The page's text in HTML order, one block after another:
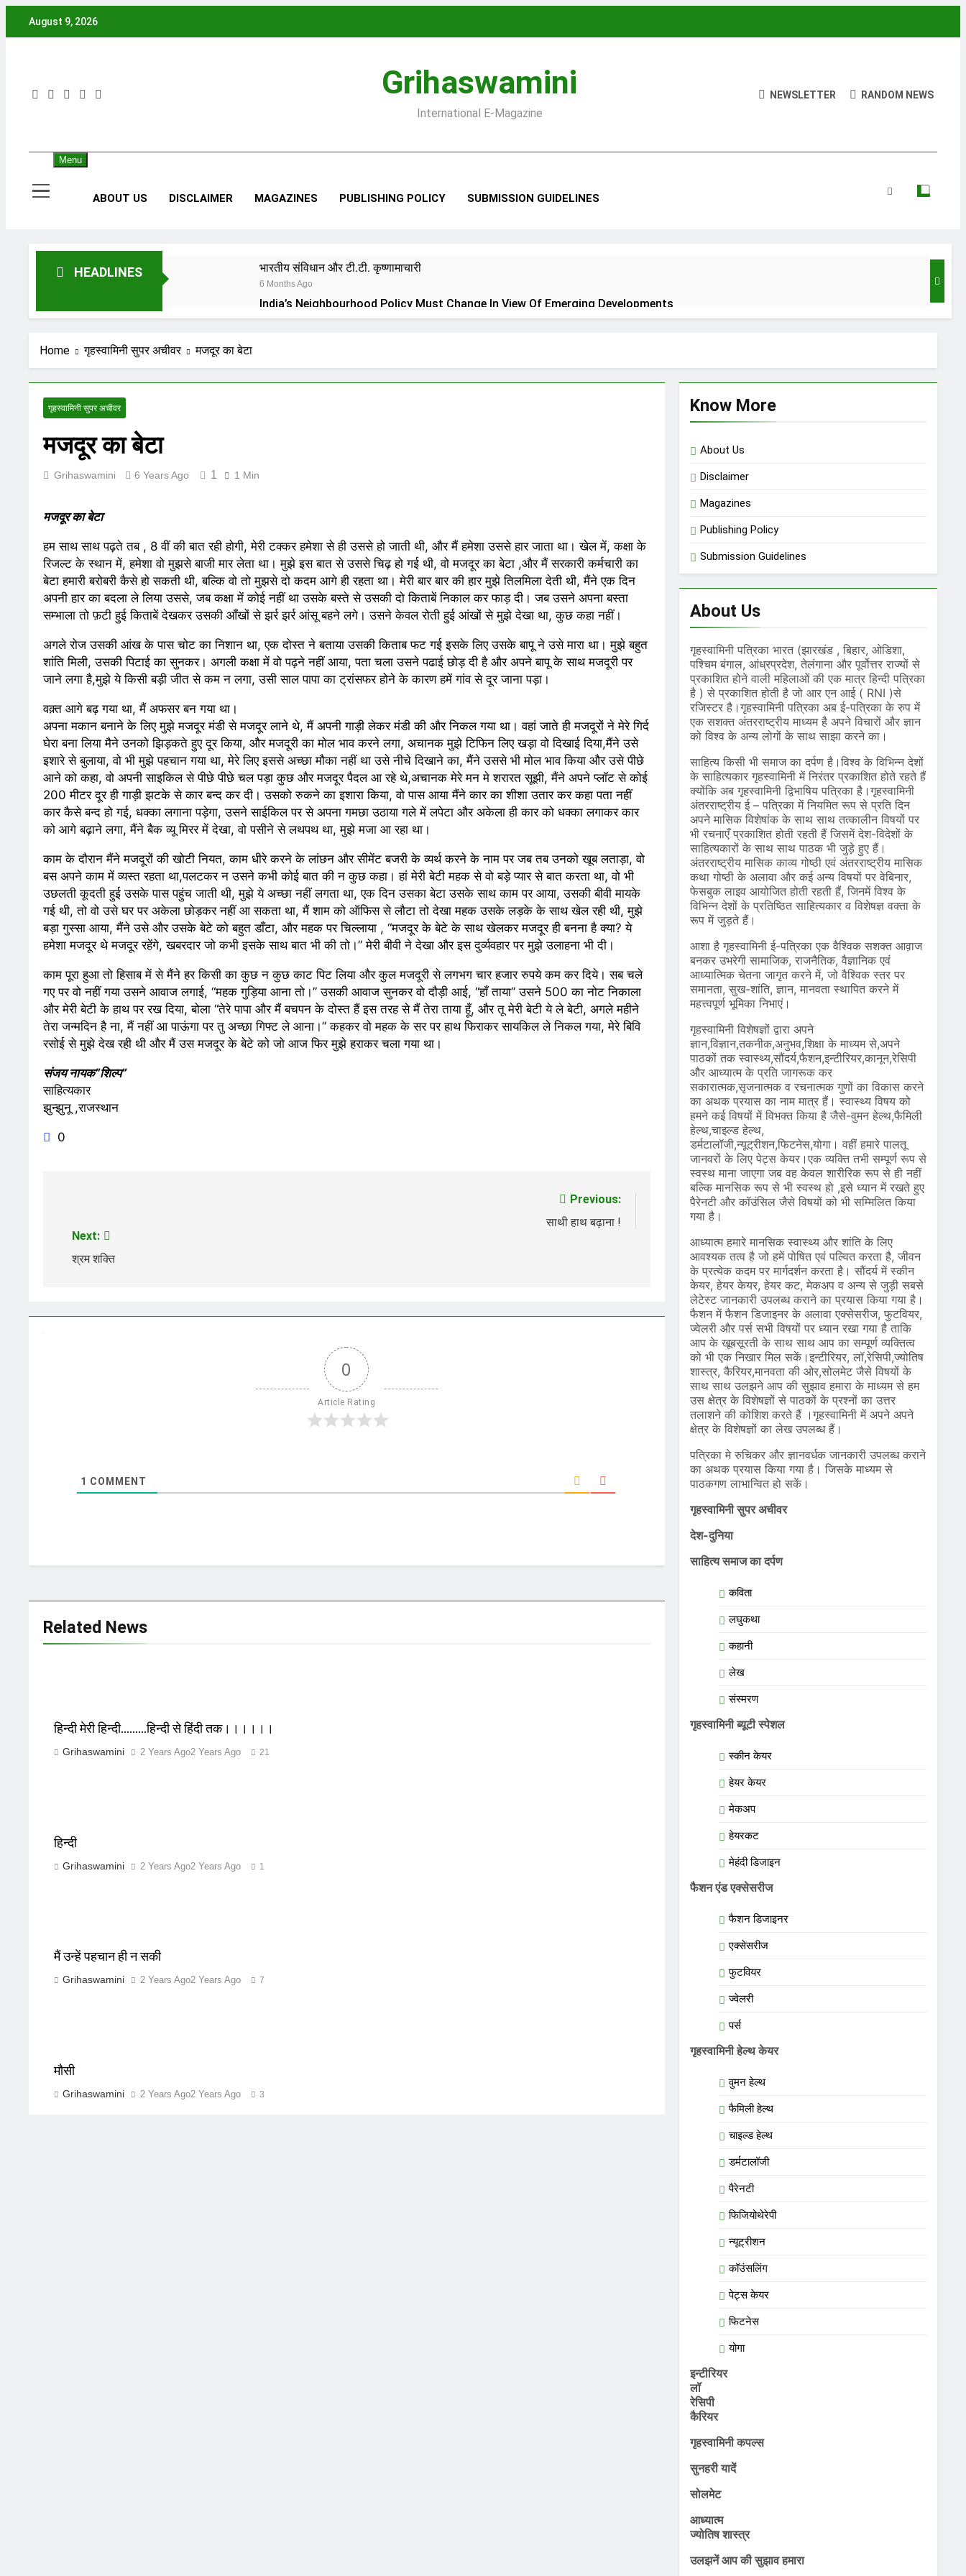
content
August 9, 2026
Grihaswamini
International E-Magazine
NEWSLETTER RANDOM NEWS
Menu
ABOUT US DISCLAIMER MAGAZINES PUBLISHING POLICY SUBMISSION GUIDELINES
HEADLINES भारतीय संविधान और टी.टी. कृष्णामाचारी
6 Months Ago
6 Months Ago
Home गृहस्वामिनी सुपर अचीवर मजदूर का बेटा
गृहस्वामिनी सुपर अचीवर
मजदूर का बेटा
Grihaswamini 6 Years Ago 1 1 Min
मजदूर का बेटा
हम साथ साथ पढ़ते तब , 8 वीं की बात रही होगी, मेरी टक्कर हमेशा से ही उससे हो जाती थी, और मैं हमेशा उससे हार जाता था। खेल में, कक्षा के
रिजल्ट के स्थान में, हमेशा वो मुझसे बाजी मार लेता था। मुझे इस बात से उससे चिढ़ हो गई थी, वो मजदूर का बेटा ,और मैं सरकारी कर्मचारी का
बेटा हमारी बरोबरी कैसे हो सकती थी, बल्कि वो तो मुझसे दो कदम आगे ही रहता था। मेरी बार बार की हार मुझे तिलमिला देती थी, मैंने एक दिन
अपनी हार का बदला ले लिया उससे, जब कक्षा में कोई नहीं था उसके बस्ते से उसकी दो किताबें निकाल कर फाड़ दी। जब उसने अपना बस्ता
सम्भाला तो फ़टी हुई किताबें देखकर उसकी आँखों से झर्र झर्र आंसू बहने लगे। उसने केवल रोती हुई आंखों से मुझे देखा था, कुछ कहा नहीं।
अगले रोज उसकी आंख के पास चोट का निशान था, एक दोस्त ने बताया उसकी किताब फट गई इसके लिए उसके बापू ने उसे मारा था। मुझे बहुत
शांति मिली, उसकी पिटाई का सुनकर। अगली कक्षा में वो पढ़ने नहीं आया, पता चला उसने पढाई छोड़ दी है और अपने बापू के साथ मजदूरी पर
जाने लगा है,मुझे ये किसी बड़ी जीत से कम न लगा, उसी साल पापा का ट्रांसफर होने के कारण हमें गांव से दूर जाना पड़ा।
वक़्त आगे बढ़ गया था, मैं अफसर बन गया था।
अपना मकान बनाने के लिए मुझे मजदूर मंडी से मजदूर लाने थे, मैं अपनी गाड़ी लेकर मंडी की और निकल गया था। वहां जाते ही मजदूरों ने मेरे गिर्द
घेरा बना लिया मैने उनको झिड़कते हुए दूर किया, और मजदूरी का मोल भाव करने लगा, अचानक मुझे टिफिन लिए खड़ा वो दिखाई दिया,मैंने उसे
इशारे से बुलाया, वो भी मुझे पहचान गया था, मेरे लिए इससे अच्छा मौका नहीं था उसे नीचे दिखाने का, मैंने उससे भी मोल भाव किया और उसे पीछे
आने को कहा, वो अपनी साइकिल से पीछे पीछे चल पड़ा कुछ और मजदूर पैदल आ रहे थे,अचानक मेरे मन मे शरारत सूझी, मैंने अपने प्लॉट से कोई
200 मीटर दूर ही गाड़ी झटके से कार बन्द कर दी। उसको रुकने का इशारा किया, वो पास आया मैंने कार का शीशा उतार कर कहा पता नहीं
कार कैसे बन्द हो गई, धक्का लगाना पड़ेगा, उसने साईकिल पर से अपना गमछा उठाया गले में लपेटा और अकेला ही कार को धक्का लगाकर कार
को आगे बढ़ाने लगा, मैंने बैक व्यू मिरर में देखा, वो पसीने से लथपथ था, मुझे मजा आ रहा था।
काम के दौरान मैंने मजदूरों की खोटी नियत, काम धीरे करने के लांछन और सीमेंट बजरी के व्यर्थ करने के नाम पर जब तब उनको खूब लताड़ा, वो
बस अपने काम में व्यस्त रहता था,पलटकर न उसने कभी कोई बात की न कुछ कहा। हां मेरी बेटी महक से वो बड़े प्यार से बात करता था, वो भी
उछलती कूदती हुई उसके पास पहुंच जाती थी, मुझे ये अच्छा नहीं लगता था, एक दिन उसका बेटा उसके साथ काम पर आया, उसकी बीवी मायके
गई थी, तो वो उसे घर पर अकेला छोड़कर नहीं आ सकता था, मैं शाम को ऑफिस से लौटा तो देखा महक उसके लड़के के साथ खेल रही थी, मुझे
बड़ा गुस्सा आया, मैंने उसे और उसके बेटे को बहुत डाँटा, और महक पर चिल्लाया , “मजदूर के बेटे के साथ खेलकर मजदूर ही बनना है क्या? ये
हमेशा मजदूर थे मजदूर रहेंगे, खबरदार जो कभी इसके साथ बात भी की तो।” मेरी बीवी ने देखा और इस दुर्व्यवहार पर मुझे उलाहना भी दी।
काम पूरा हुआ तो हिसाब में से मैंने हर किसी का कुछ न कुछ काट पिट लिया और कुल मजदूरी से लगभग चार हजार रुपये कम कर दिये। सब चले
गए पर वो नहीं गया उसने आवाज लगाई, “महक गुड़िया आना तो।” उसकी आवाज सुनकर वो दौड़ी आई, “हाँ ताया” उसने 500 का नोट निकाला
और मेरी बेटी के हाथ पर रख दिया, बोला “तेरे पापा और मैं बचपन के दोस्त हैं इस तरह से मैं तेरा ताया हूँ, और तू मेरी बेटी ये ले बेटी, अगले महीने
तेरा जन्मदिन है ना, मैं नहीं आ पाऊंगा पर तु अच्छा गिफ्ट ले आना।” कहकर वो महक के सर पर हाथ फिराकर सायकिल ले निकल गया, मेरे बिवि
रसोई से मुझे देख रही थी और मैं उस मजदूर के बेटे को जो आज फिर मुझे हराकर चला गया था।
संजय नायक”शिल्प”
साहित्यकार
झुन्झुनू ,राजस्थान
0
Previous:
साथी हाथ बढ़ाना !
Next:
श्रम शक्ति
0
Article Rating
1 COMMENT
Related News
हिन्दी मेरी हिन्दी………हिन्दी से हिंदी तक।।।।।।
Grihaswamini 2 Years Ago2 Years Ago 21
हिन्दी
Grihaswamini 2 Years Ago2 Years Ago 1
मैं उन्हें पहचान ही न सकी
Grihaswamini 2 Years Ago2 Years Ago 7
मौसी
Grihaswamini 2 Years Ago2 Years Ago 3
Know More
About Us
Disclaimer
Magazines
Publishing Policy
Submission Guidelines
About Us
गृहस्वामिनी पत्रिका भारत (झारखंड , बिहार, ओडिशा,
पश्चिम बंगाल, आंध्रप्रदेश, तेलंगाना और पूर्वोत्तर राज्यों से
प्रकाशित होने वाली महिलाओं की एक मात्र हिन्दी पत्रिका
है ) से प्रकाशित होती है जो आर एन आई ( RNI )से
रजिस्टर है।गृहस्वामिनी पत्रिका अब ई-पत्रिका के रुप में
एक सशक्त अंतरराष्ट्रीय माध्यम है अपने विचारों और ज्ञान
को विश्व के अन्य लोगों के साथ साझा करने का।
साहित्य किसी भी समाज का दर्पण है।विश्व के विभिन्न देशों
के साहित्यकार गृहस्वामिनी में निरंतर प्रकाशित होते रहते हैं
क्योंकि अब गृहस्वामिनी द्विभाषिय पत्रिका है।गृहस्वामिनी
अंतरराष्ट्रीय ई – पत्रिका में नियमित रूप से प्रति दिन
अपने मासिक विशेषांक के साथ साथ तत्कालीन विषयों पर
भी रचनाएँ प्रकाशित होती रहती हैं जिसमें देश-विदेशों के
साहित्यकारों के साथ साथ पाठक भी जुड़े हुए हैं।
अंतरराष्ट्रीय मासिक काव्य गोष्ठी एवं अंतरराष्ट्रीय मासिक
कथा गोष्ठी के अलावा और कई अन्य विषयों पर वेबिनार,
फेसबुक लाइव आयोजित होती रहती हैं, जिनमें विश्व के
विभिन्न देशों के प्रतिष्ठित साहित्यकार व विशेषज्ञ वक्ता के
रूप में जुड़ते हैं।
आशा है गृहस्वामिनी ई-पत्रिका एक वैश्विक सशक्त आव़ाज
बनकर उभरेगी सामाजिक, राजनैतिक, वैज्ञानिक एवं
आध्यात्मिक चेतना जागृत करने में, जो वैश्विक स्तर पर
समानता, सुख-शांति, ज्ञान, मानवता स्थापित करने में
महत्त्वपूर्ण भूमिका निभाएं।
गृहस्वामिनी विशेषज्ञों द्वारा अपने
ज्ञान,विज्ञान,तकनीक,अनुभव,शिक्षा के माध्यम से,अपने
पाठकों तक स्वास्थ्य,सौंदर्य,फैशन,इन्टीरियर,कानून,रेसिपी
और आध्यात्म के प्रति जागरूक कर
सकारात्मक,सृजनात्मक व रचनात्मक गुणों का विकास करने
का अथक प्रयास का नाम मात्र हैं। स्वास्थ्य विषय को
हमने कई विषयों में विभक्त किया है जैसे-वुमन हेल्थ,फैमिली
हेल्थ,चाइल्ड हेल्थ,
डर्मटालॉजी,न्यूट्रीशन,फिटनेस,योगा। वहीं हमारे पालतू
जानवरों के लिए पेट्स केयर।एक व्यक्ति तभी सम्पूर्ण रूप से
स्वस्थ माना जाएगा जब वह केवल शारीरिक रूप से ही नहीं
बल्कि मानसिक रूप से भी स्वस्थ हो ,इसे ध्यान में रखते हुए
पैरेनटी और कॉउंसिल जैसे विषयों को भी सम्मिलित किया
गया है।
आध्यात्म हमारे मानसिक स्वास्थ्य और शांति के लिए
आवश्यक तत्व है जो हमें पोषित एवं पल्वित करता है, जीवन
के प्रत्येक कदम पर मार्गदर्शन करता है। सौंदर्य में स्कीन
केयर, हेयर केयर, हेयर कट, मेकअप व अन्य से जुड़ी सबसे
लेटेस्ट जानकारी उपलब्ध कराने का प्रयास किया गया है।
फैशन में फैशन डिजाइनर के अलावा एक्सेसरीज, फुटवियर,
ज्वेलरी और पर्स सभी विषयों पर ध्यान रखा गया है ताकि
आप के खूबसूरती के साथ साथ आप का सम्पूर्ण व्यक्तित्व
को भी एक निखार मिल सकें।इन्टीरियर, लॉ,रेसिपी,ज्योतिष
शास्त्र, कैरियर,मानवता की ओर,सोलमेट जैसे विषयों के
साथ साथ उलझने आप की सुझाव हमारा के माध्यम से हम
उस क्षेत्र के विशेषज्ञों से पाठकों के प्रश्नों का उत्तर
तलाशने की कोशिश करते हैं ।गृहस्वामिनी में अपने अपने
क्षेत्र के विशेषज्ञों का लेख उपलब्ध हैं।
पत्रिका मे रुचिकर और ज्ञानवर्धक जानकारी उपलब्ध कराने
का अथक प्रयास किया गया है। जिसके माध्यम से
पाठकगण लाभान्वित हो सकें।
गृहस्वामिनी सुपर अचीवर
देश-दुनिया
साहित्य समाज का दर्पण
कविता
लघुकथा
कहानी
लेख
संस्मरण
गृहस्वामिनी ब्यूटी स्पेशल
स्कीन केयर
हेयर केयर
मेकअप
हेयरकट
मेहंदी डिजाइन
फैशन एंड एक्सेसरीज
फैशन डिजाइनर
एक्सेसरीज
फुटवियर
ज्वेलरी
पर्स
गृहस्वामिनी हेल्थ केयर
वुमन हेल्थ
फैमिली हेल्थ
चाइल्ड हेल्थ
डर्मटालॉजी
पैरेनटी
फिजियोथेरेपी
न्यूट्रीशन
कॉउंसलिंग
पेट्स केयर
फिटनेस
योगा
इन्टीरियर
लॉ
रेसिपी
कैरियर
गृहस्वामिनी कपल्स
सुनहरी यादें
सोलमेट
आध्यात्म
ज्योतिष शास्त्र
उलझनें आप की सुझाव हमारा